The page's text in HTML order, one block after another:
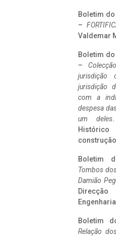
Boletim do
–
Valdemar
Boletim do
–
jurisdição
com a
despesa
um deles
Boletim
Tombos
Damião
Boletim
Relação